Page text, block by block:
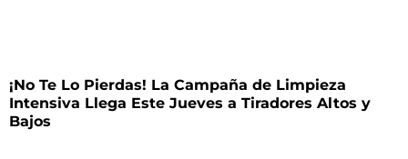
¡No Te Lo Pierdas! La Campaña de Limpieza
Intensiva Llega Este Jueves a Tiradores Altos y
Bajos